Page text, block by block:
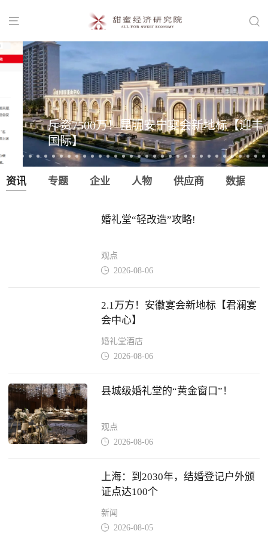
 
斥资7500万！昆明安宁宴会新地标【迎丰
国际】
资讯 专题 企业 人物 供应商 数据
婚礼堂“轻改造”攻略!
观点
 2026-08-06
2.1万方！安徽宴会新地标【君澜宴
会中心】
婚礼堂酒店
 2026-08-06
县城级婚礼堂的“黄金窗口”！
观点
 2026-08-06
上海：到2030年，结婚登记户外颁
证点达100个
新闻
 2026-08-05